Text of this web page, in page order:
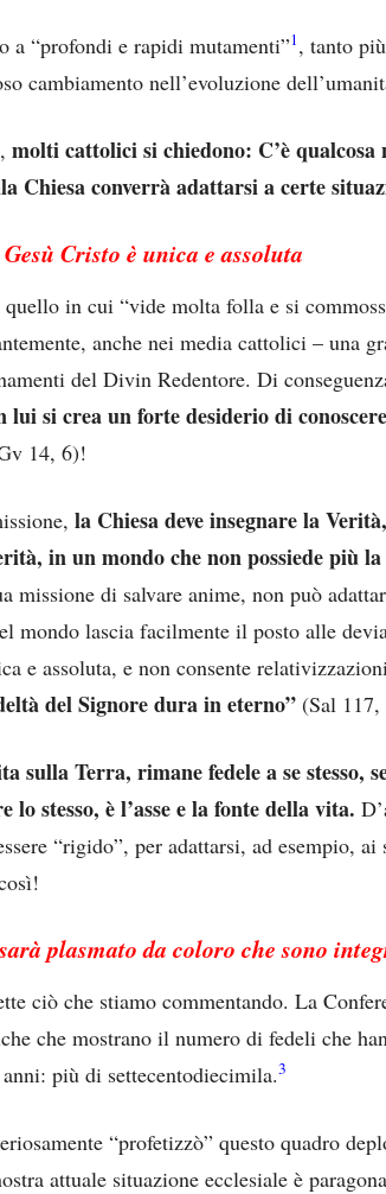
a “profondi e rapidi mutamenti”1, tanto
cambiamento nell’evoluzione
molti cattolici si chiedono: C’è
Chiesa converrà adattarsi a certe
Cristo è unica e assoluta
in cui “vide molta folla e si
anche nei media cattolici – una
del Divin Redentore. Di
lui si crea un forte desiderio di
14, 6)!
la Chiesa deve insegnare la
in un mondo che non possiede più
missione di salvare anime, non può
mondo lascia facilmente il posto alle
e assoluta, e non consente
del Signore dura in eterno” (Sal 117,
sulla Terra, rimane fedele a se stesso,
lo stesso, è l’asse e la fonte della vita.
“rigido”, per adattarsi, ad esempio,
plasmato da coloro che sono
ciò che stiamo commentando. La
che mostrano il numero di fedeli che
più di settecentodiecimila.3
“profetizzò” questo quadro
attuale situazione ecclesiale è